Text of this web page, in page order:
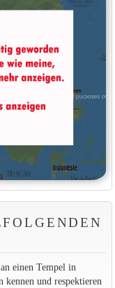
einen Tempel in
kennen und respektieren